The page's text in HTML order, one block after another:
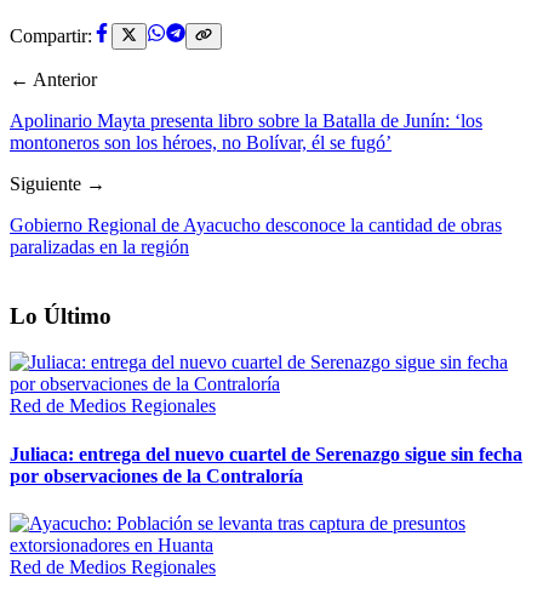
Compartir:
← Anterior
Apolinario Mayta presenta libro sobre la Batalla de Junín: ‘los
montoneros son los héroes, no Bolívar, él se fugó’
Siguiente →
Gobierno Regional de Ayacucho desconoce la cantidad de obras
paralizadas en la región
Lo Último
Red de Medios Regionales
Juliaca: entrega del nuevo cuartel de Serenazgo sigue sin fecha
por observaciones de la Contraloría
Red de Medios Regionales